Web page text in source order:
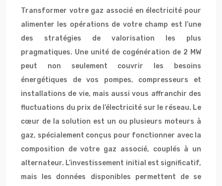
Transformer votre gaz associé en électricité pour
alimenter les opérations de votre champ est l’une
des stratégies de valorisation les plus
pragmatiques. Une unité de cogénération de 2 MW
peut non seulement couvrir les besoins
énergétiques de vos pompes, compresseurs et
installations de vie, mais aussi vous affranchir des
fluctuations du prix de l’électricité sur le réseau. Le
cœur de la solution est un ou plusieurs moteurs à
gaz, spécialement conçus pour fonctionner avec la
composition de votre gaz associé, couplés à un
alternateur. L’investissement initial est significatif,
mais les données disponibles permettent de se